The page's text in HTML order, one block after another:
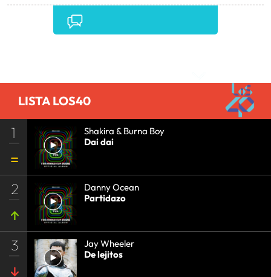
CONCIERTOS•LOS40•EVENTOS MUSICALES•
•AGENDA CULTURAL
•PRISA MEDIA•MÚSICA•GRUPO
COMUNICACIÓN•COMUNICACIÓN•
LISTA LOS40
1
Shakira & Burna Boy
Dai dai
2
Danny Ocean
Partidazo
3
Jay Wheeler
De lejitos